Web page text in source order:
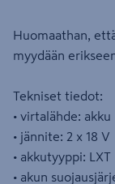
Huomaathan,
myydään
Tekniset tiedot:
• virtalähde: akku
• jännite: 2 x 18 V
• akkutyyppi: LXT
• akun